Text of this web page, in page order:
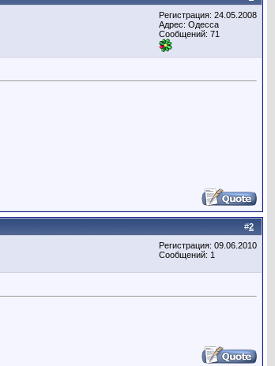
Регистрация: 24.05.2008
Адрес: Одесса
Сообщений: 71
#2
Регистрация: 09.06.2010
Сообщений: 1